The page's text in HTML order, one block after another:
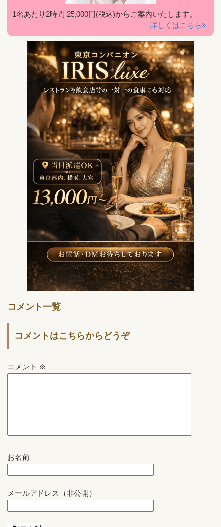
1名あたり2時間 25,000円(税込)からご案内いたします。
詳しくはこちら
コメント一覧
コメントはこちらからどうぞ
コメント ※
お名前
メールアドレス（非公開）